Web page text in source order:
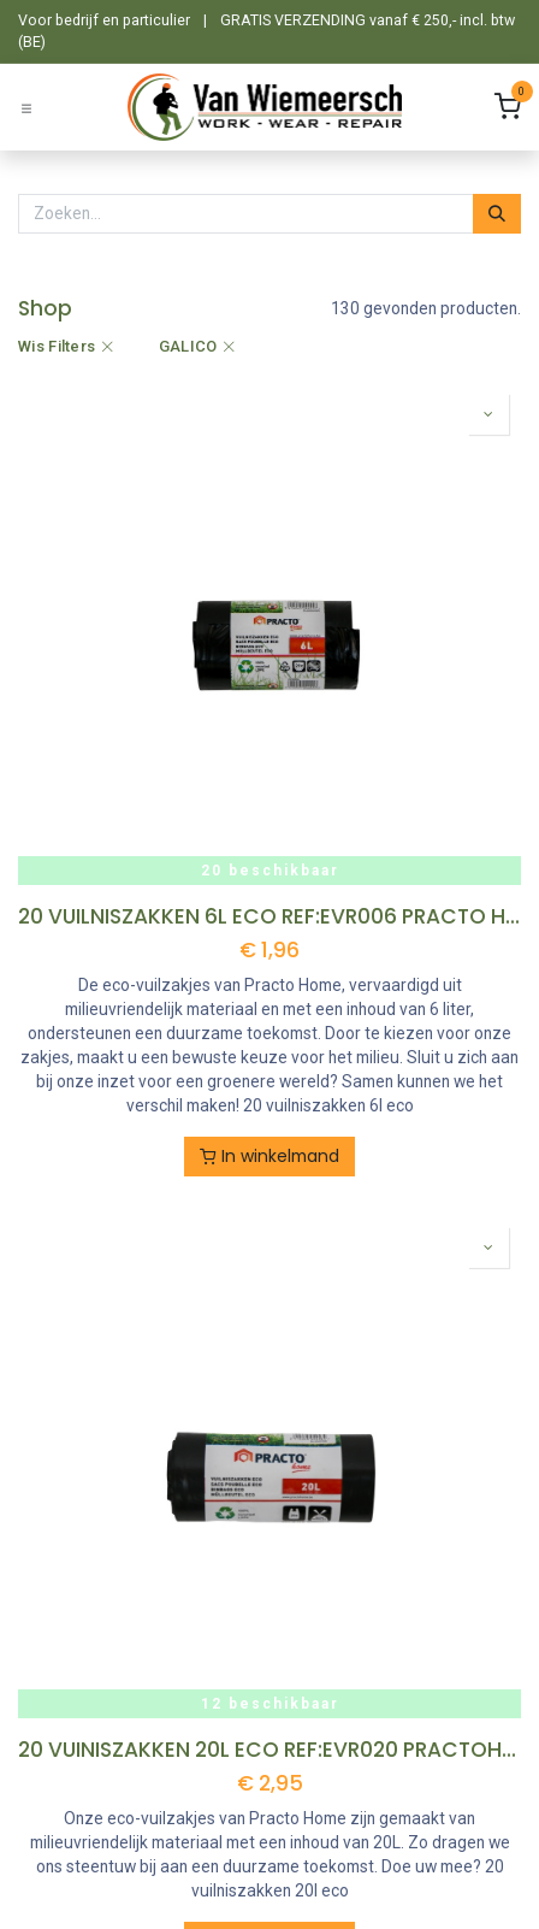
Overslaan naar inhoud
Voor bedrijf en particulier |
GRATIS VERZENDING vanaf € 250,- incl. btw
(BE)
0
Shop 130 gevonden producten.
Wis Filters GALICO
20 beschikbaar
20 VUILNISZAKKEN 6L ECO REF:EVR006 PRACTO HOME
€1,96
De eco-vuilzakjes van Practo Home, vervaardigd uit
milieuvriendelijk materiaal en met een inhoud van 6 liter,
ondersteunen een duurzame toekomst. Door te kiezen voor onze
zakjes, maakt u een bewuste keuze voor het milieu. Sluit u zich aan
bij onze inzet voor een groenere wereld? Samen kunnen we het
verschil maken! 20 vuilniszakken 6l eco
In winkelmand
12 beschikbaar
20 VUINISZAKKEN 20L ECO REF:EVR020 PRACTOHOME
€ 2,95
Onze eco-vuilzakjes van Practo Home zijn gemaakt van
milieuvriendelijk materiaal met een inhoud van 20L. Zo dragen we
ons steentuw bij aan een duurzame toekomst. Doe uw mee? 20
vuilniszakken 20l eco